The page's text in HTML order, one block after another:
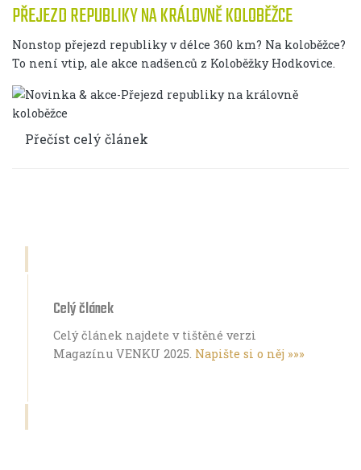
PŘEJEZD REPUBLIKY NA KRÁLOVNĚ KOLOBĚŽCE
Nonstop přejezd republiky v délce 360 km? Na koloběžce?
To není vtip, ale akce nadšenců z Koloběžky Hodkovice.
Přečíst celý článek
Celý článek
Celý článek najdete v tištěné verzi
Magazínu VENKU 2025. Napište si o něj »»»